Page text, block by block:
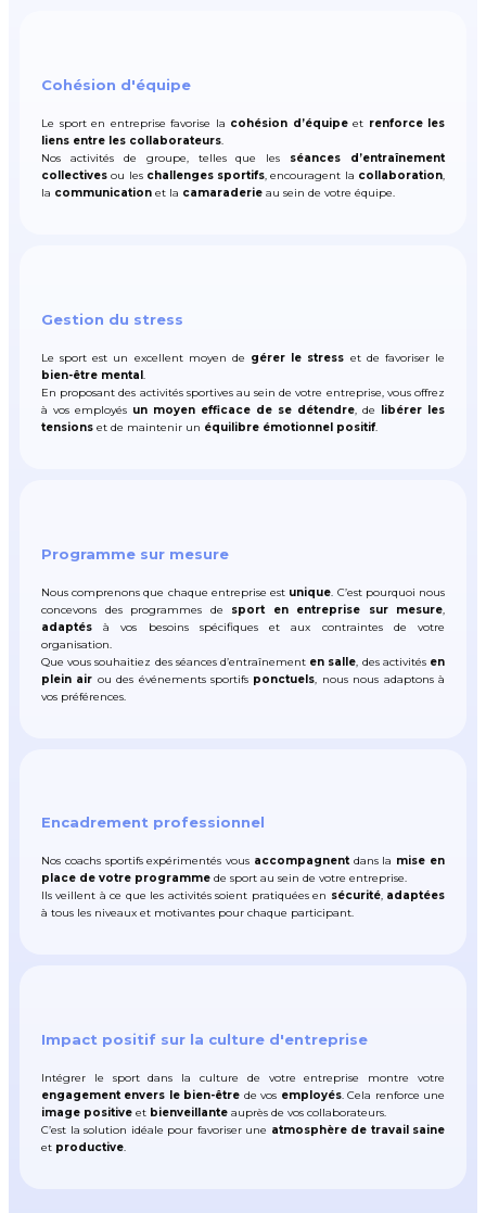
Cohésion d'équipe
Le sport en entreprise favorise la cohésion d’équipeet renforce les
liens entre les collaborateurs.
Nos activités de groupe, telles que les séances d’entraînement
collectives ou les challenges sportifs, encouragent la collaboration,
la communication et la camaraderie au sein de votre équipe.
Gestion du stress
Le sport est un excellent moyen de gérer le stress et de favoriser le
bien-être mental.
En proposant des activités sportives au sein de votre entreprise, vous offrez
à vos employés un moyen efficace de se détendre, de libérer les
tensions et de maintenir un équilibre émotionnel positif.
Programme sur mesure
Nous comprenons que chaque entreprise est unique . C’est pourquoi nous
concevons des programmes de sport en entreprise sur mesure
adaptés à vos besoins spécifiques et aux contraintes de votre
organisation.
Que vous souhaitiez des séances d’entraînement en salle , des activités en
plein air ou des événements sportifs ponctuels , nous nous adaptons à
vos préférences.
Encadrement professionnel
Nos coachs sportifs expérimentés vous accompagnentdans la mise en
place de votre programme de sport au sein de votre entreprise.
Ils veillent à ce que les activités soient pratiquées en sécurité, adaptées
à tous les niveaux et motivantes pour chaque participant.
Impact positif sur la culture d'entreprise
Intégrer le sport dans la culture de votre entreprise montre votre
engagement envers le bien-être de vos employés. Cela renforce une
image positive et bienveillante auprès de vos collaborateurs.
C’est la solution idéale pour favoriser une atmosphère de travail saine
et productive.